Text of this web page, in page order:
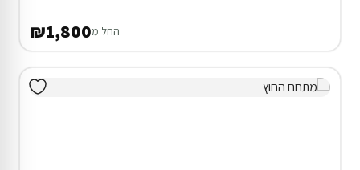
החל מ₪1,800